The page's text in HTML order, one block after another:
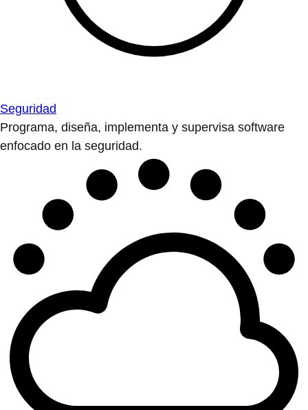
Seguridad
Programa, diseña, implementa y supervisa software
enfocado en la seguridad.